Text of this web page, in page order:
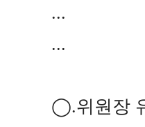
...
...
◯.위원장